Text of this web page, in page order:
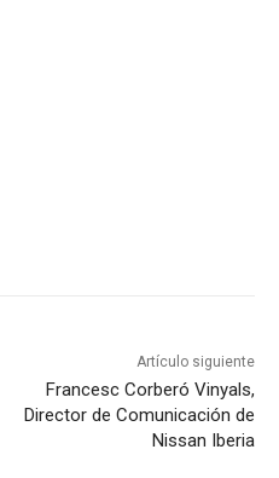
Artículo siguiente
Francesc Corberó Vinyals,
Director de Comunicación de
Nissan Iberia